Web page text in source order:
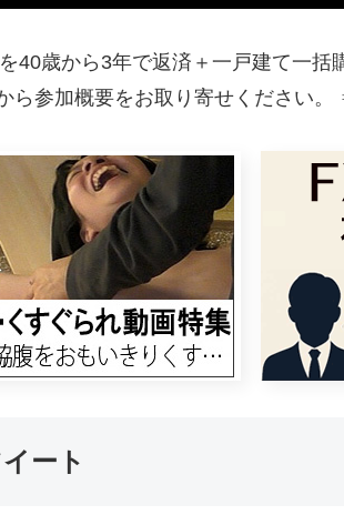
40歳から3年で返済＋一戸建て一
ら参加概要をお取り寄せください
ート